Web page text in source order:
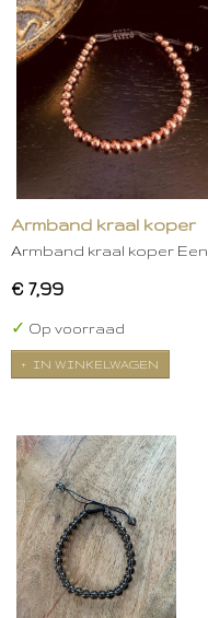
Armband kraal koper
Armband kraal koper
€ 7,99
✓ Op voorraad
IN WINKELWAGEN